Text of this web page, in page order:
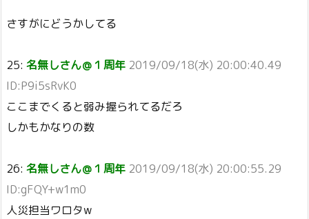
さすがにどうかしてる
25: 名無しさん＠１周年 2019/09/18(水) 20:00:40.49
ID:P9i5sRvK0
ここまでくると弱み握られてるだろ
しかもかなりの数
26: 名無しさん＠１周年 2019/09/18(水) 20:00:55.29
ID:gFQY+w1m0
人災担当ワロタw